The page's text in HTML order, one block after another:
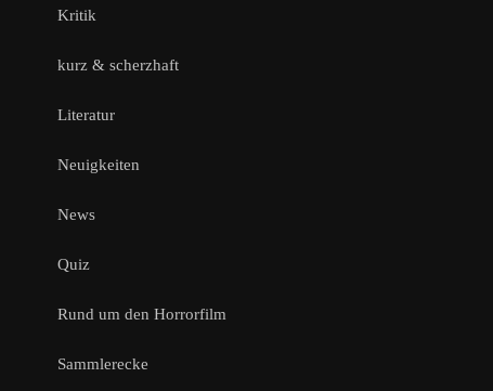
Kritik
kurz & scherzhaft
Literatur
Neuigkeiten
News
Quiz
Rund um den Horrorfilm
Sammlerecke